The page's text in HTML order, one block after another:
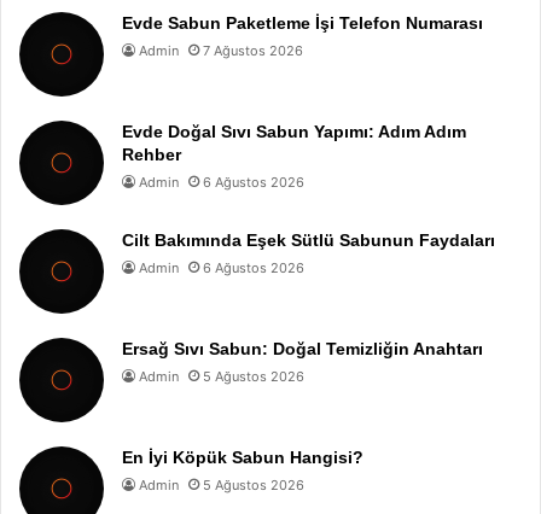
Evde Sabun Paketleme İşi Telefon Numarası
Admin 7 Ağustos 2026
Evde Doğal Sıvı Sabun Yapımı: Adım Adım
Rehber
Admin 6 Ağustos 2026
Cilt Bakımında Eşek Sütlü Sabunun Faydaları
Admin 6 Ağustos 2026
Ersağ Sıvı Sabun: Doğal Temizliğin Anahtarı
Admin 5 Ağustos 2026
En İyi Köpük Sabun Hangisi?
Admin 5 Ağustos 2026